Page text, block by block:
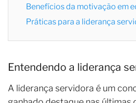
Benefícios da motivação em
Práticas para a liderança
Entendendo a liderança
A liderança servidora é um